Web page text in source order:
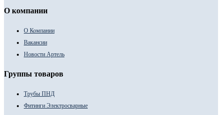
О компании
О Компании
Вакансии
Новости Артель
Группы товаров
Трубы ПНД
Фитинги Электросварные